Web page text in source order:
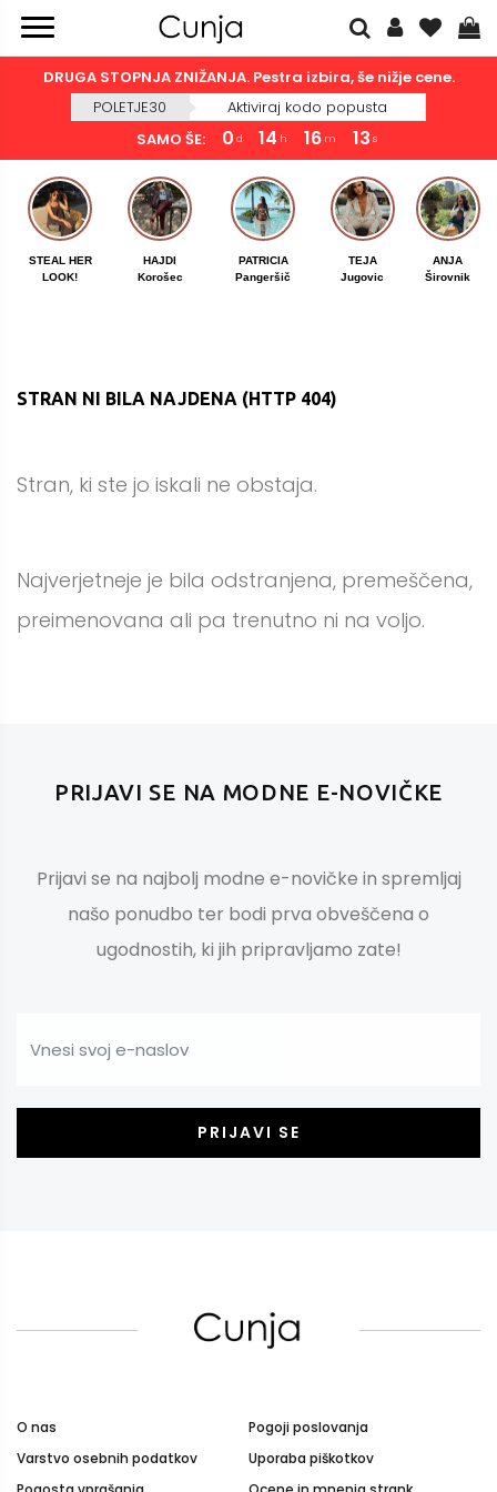
DRUGA STOPNJA ZNIŽANJA. Pestra izbira, še nižje cene.
POLETJE30
Aktiviraj kodo popusta
SAMO ŠE:
0 d 14 h 16 m 13 s
STEAL HER
LOOK!
HAJDI
Korošec
PATRICIA
Pangeršič
TEJA
Jugovic
ANJA
Širovnik
STRAN NI BILA NAJDENA (HTTP 404)
Stran, ki ste jo iskali ne obstaja.
Najverjetneje je bila odstranjena, premeščena,
preimenovana ali pa trenutno ni na voljo.
PRIJAVI SE NA MODNE E-NOVIČKE
Prijavi se na najbolj modne e-novičke in spremljaj
našo ponudbo ter bodi prva obveščena o
ugodnostih, ki jih pripravljamo zate!
PRIJAVI SE
O nas
Pogoji poslovanja
Varstvo osebnih podatkov
Uporaba piškotkov